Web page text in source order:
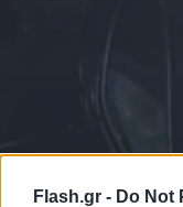
Flash.gr - Do Not